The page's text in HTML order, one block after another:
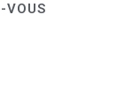
VOUS